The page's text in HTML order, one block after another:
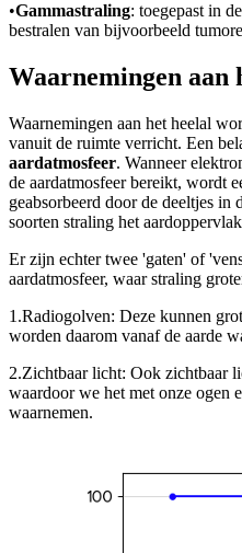
•Gammastraling: toegepast in
bestralen van bijvoorbeeld
Waarnemingen aan
Waarnemingen aan het heelal
vanuit de ruimte verricht. Een
aardatmosfeer. Wanneer
de aardatmosfeer bereikt, wordt
geabsorbeerd door de deeltjes in
soorten straling het
Er zijn echter twee 'gaten' of
aardatmosfeer, waar straling
1.Radiogolven: Deze kunnen
worden daarom vanaf de aarde
2.Zichtbaar licht: Ook zichtbaar
waardoor we het met onze ogen
waarnemen.